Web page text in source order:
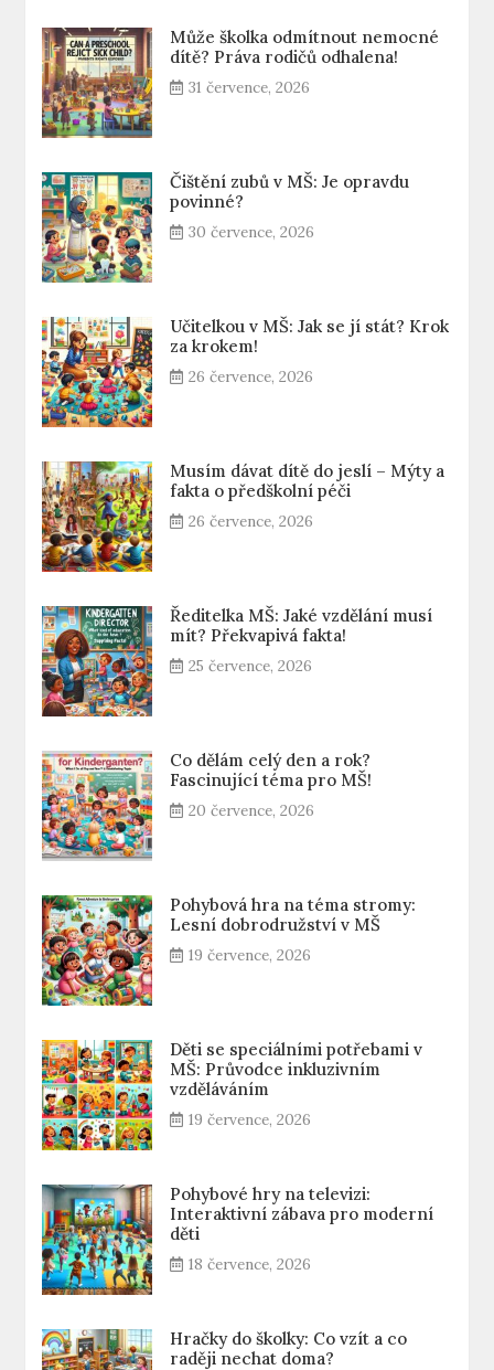
Může školka odmítnout nemocné
dítě? Práva rodičů odhalena!
31 července, 2026
Čištění zubů v MŠ: Je opravdu
povinné?
30 července, 2026
Učitelkou v MŠ: Jak se jí stát? Krok
za krokem!
26 července, 2026
Musím dávat dítě do jeslí – Mýty a
fakta o předškolní péči
26 července, 2026
Ředitelka MŠ: Jaké vzdělání musí
mít? Překvapivá fakta!
25 července, 2026
Co dělám celý den a rok?
Fascinující téma pro MŠ!
20 července, 2026
Pohybová hra na téma stromy:
Lesní dobrodružství v MŠ
19 července, 2026
Děti se speciálními potřebami v
MŠ: Průvodce inkluzivním
vzděláváním
19 července, 2026
Pohybové hry na televizi:
Interaktivní zábava pro moderní
děti
18 července, 2026
Hračky do školky: Co vzít a co
raději nechat doma?